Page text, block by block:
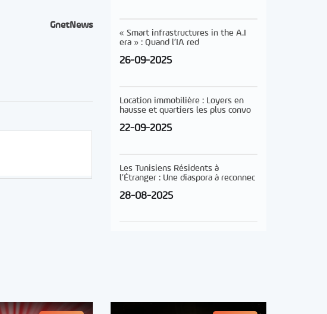
GnetNews
« Smart infrastructures in the A.I
era » : Quand l’IA red
26-09-2025
Location immobilière : Loyers en
hausse et quartiers les plus convo
22-09-2025
Les Tunisiens Résidents à
l’Étranger : Une diaspora à reconnec
28-08-2025